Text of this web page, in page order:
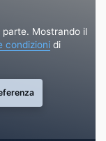
Mostrando il
condizioni di